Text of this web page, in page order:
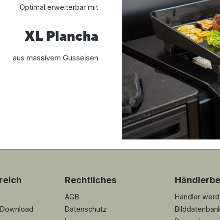
Optimal erweiterbar mit
XL Plancha
aus massivem Gusseisen
Rechtliches
AGB
Datenschutz
Händler